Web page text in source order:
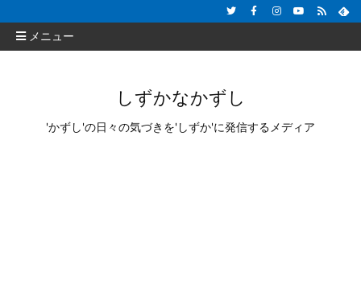
メニュー
しずかなかずし
'かずし'の日々の気づきを'しずか'に発信するメディア